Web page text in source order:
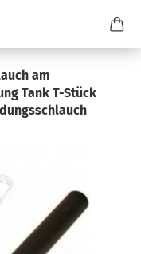
am
Tank T-Stück